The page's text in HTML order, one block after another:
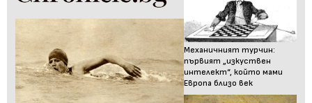
Механичният турчин:
първият „изкуствен
интелект“, който мами
Европа близо век